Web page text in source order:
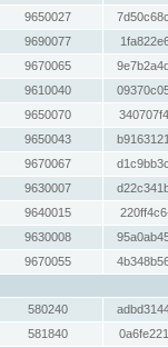
9650027
9690077
9670065
9610040
9650070
9650043
9670067
9630007
9640015
9630008
9670055
580240
581840